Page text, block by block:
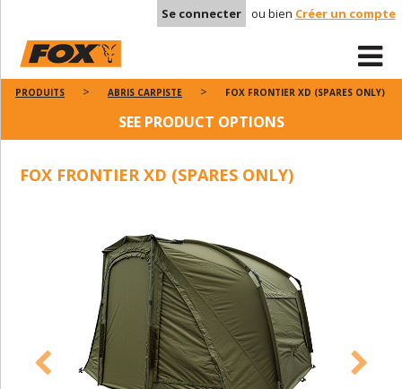
Se connecter ou bien Créer un compte
PRODUITS ABRIS CARPISTE FOX FRONTIER XD (SPARES ONLY)
SEE PRODUCT OPTIONS
FOX FRONTIER XD (SPARES ONLY)